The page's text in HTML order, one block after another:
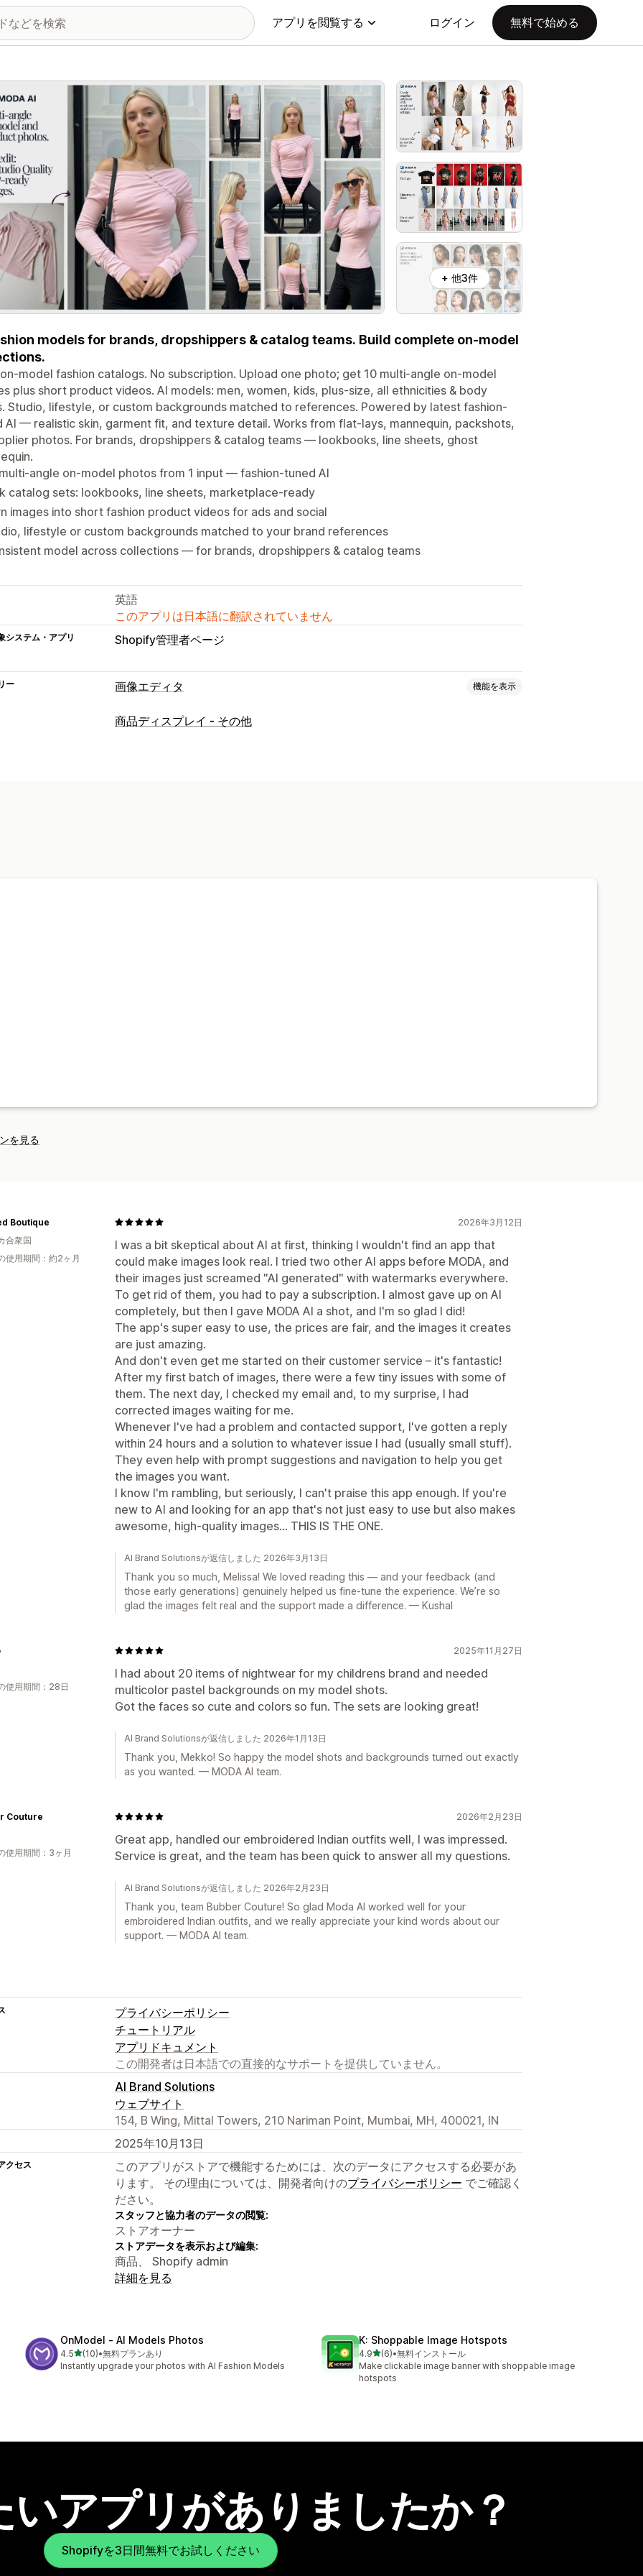
アプリを閲覧する ログイン 無料で始める
画像ギャラリー
+ 他3件
models for brands, dropshippers & catalog teams. Build complete on-model
model fashion catalogs. No subscription. Upload one photo; get 10 multi-angle on-model
plus short product videos. AI models: men, women, kids, plus-size, all ethnicities & body
Studio, lifestyle, or custom backgrounds matched to references. Powered by latest fashion-
AI — realistic skin, garment fit, and texture detail. Works from flat-lays, mannequin, packshots,
photos. For brands, dropshippers & catalog teams — lookbooks, line sheets, ghost
angle on-model photos from 1 input — fashion-tuned AI
catalog sets: lookbooks, line sheets, marketplace-ready
images into short fashion product videos for ads and social
lifestyle or custom backgrounds matched to your brand references
model across collections — for brands, dropshippers & catalog teams
英語
このアプリは日本語に翻訳されていません
システム・アプリ Shopify管理者ページ
ー 画像エディタ 機能を表示
画像の最適化
商品ディスプレイ - その他
を見る
2026年3月12日
I was a bit skeptical about AI at first, thinking I wouldn't find an app that
could make images look real. I tried two other AI apps before MODA, and
their images just screamed "AI generated" with watermarks everywhere.
To get rid of them, you had to pay a subscription. I almost gave up on AI
completely, but then I gave MODA AI a shot, and I'm so glad I did!
The app's super easy to use, the prices are fair, and the images it creates
are just amazing.
And don't even get me started on their customer service – it's fantastic!
After my first batch of images, there were a few tiny issues with some of
them. The next day, I checked my email and, to my surprise, I had
corrected images waiting for me.
Whenever I've had a problem and contacted support, I've gotten a reply
within 24 hours and a solution to whatever issue I had (usually small stuff).
They even help with prompt suggestions and navigation to help you get
the images you want.
I know I'm rambling, but seriously, I can't praise this app enough. If you're
new to AI and looking for an app that's not just easy to use but also makes
awesome, high-quality images... THIS IS THE ONE.
Boutique
合衆国
使用期間：約2ヶ月
AI Brand Solutionsが返信しました 2026年3月13日
Thank you so much, Melissa! We loved reading this — and your feedback (and
those early generations) genuinely helped us fine-tune the experience. We’re so
glad the images felt real and the support made a difference. — Kushal
2025年11月27日
I had about 20 items of nightwear for my childrens brand and needed
multicolor pastel backgrounds on my model shots.
Got the faces so cute and colors so fun. The sets are looking great!
使用期間：28日
AI Brand Solutionsが返信しました 2026年1月13日
Thank you, Mekko! So happy the model shots and backgrounds turned out exactly
as you wanted. — MODA AI team.
2026年2月23日
Great app, handled our embroidered Indian outfits well, I was impressed.
Service is great, and the team has been quick to answer all my questions.
Couture
使用期間：3ヶ月
AI Brand Solutionsが返信しました 2026年2月23日
Thank you, team Bubber Couture! So glad Moda AI worked well for your
embroidered Indian outfits, and we really appreciate your kind words about our
support. — MODA AI team.
プライバシーポリシー
チュートリアル
アプリドキュメント
この開発者は日本語での直接的なサポートを提供していません。
AI Brand Solutions
ウェブサイト
154, B Wing, Mittal Towers, 210 Nariman Point, Mumbai, MH, 400021, IN
2025年10月13日
クセス
このアプリがストアで機能するためには、次のデータにアクセスする必要があ
ります。 その理由については、開発者向けのプライバシーポリシー でご確認く
ださい。
スタッフと協力者のデータの閲覧:
ストアオーナー
ストアデータを表示および編集:
商品、 Shopify admin
詳細を見る
OnModel ‑ AI Models Photos
4.55つ星中
(10)
合計レビュー数：10件
•無料プランあり
Instantly upgrade your photos with AI Fashion Models
K: Shoppable Image Hotspots
4.95つ星中
(6)
合計レビュー数：6件
•無料インストール
Make clickable image banner with shoppable image
hotspots
アプリがありましたか？
Shopifyを3日間無料でお試しください